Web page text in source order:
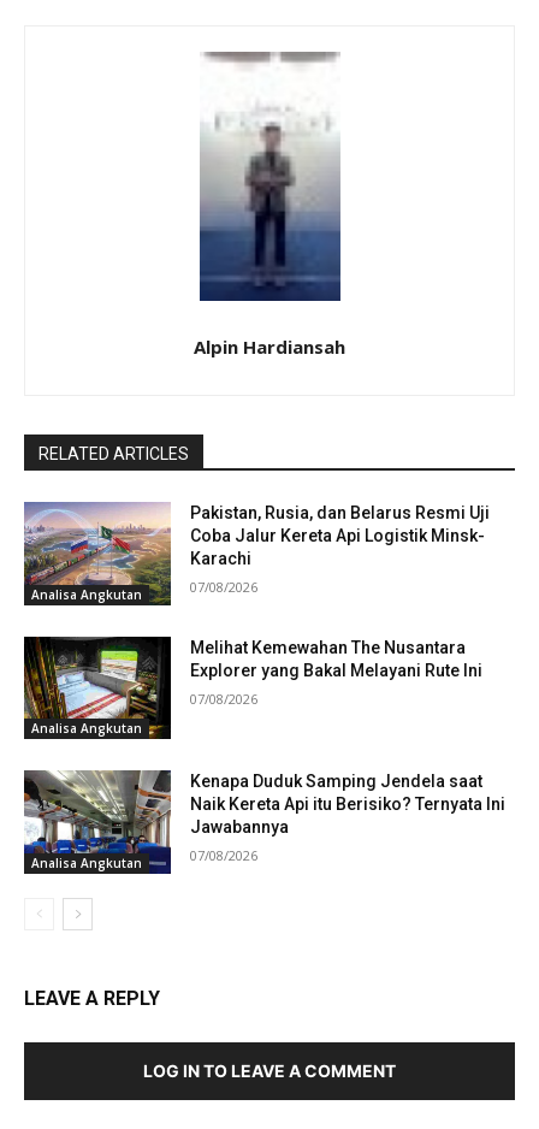
Alpin Hardiansah
RELATED ARTICLES
Analisa Angkutan
Pakistan, Rusia, dan Belarus Resmi Uji
Coba Jalur Kereta Api Logistik Minsk-
Karachi
07/08/2026
Analisa Angkutan
Melihat Kemewahan The Nusantara
Explorer yang Bakal Melayani Rute Ini
07/08/2026
Analisa Angkutan
Kenapa Duduk Samping Jendela saat
Naik Kereta Api itu Berisiko? Ternyata Ini
Jawabannya
07/08/2026
LEAVE A REPLY
LOG IN TO LEAVE A COMMENT